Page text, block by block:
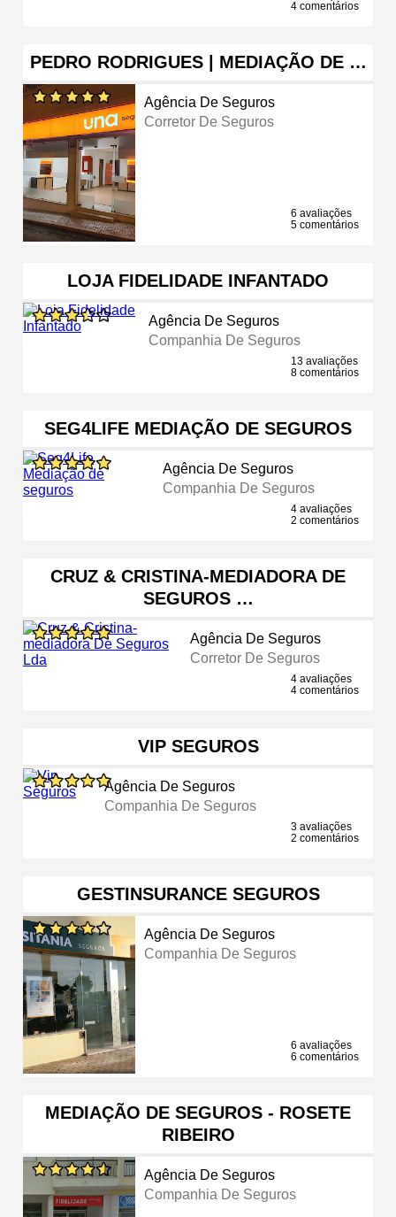
4 comentários
PEDRO RODRIGUES | MEDIAÇÃO DE …
Agência De Seguros
Corretor De Seguros
6 avaliações
5 comentários
LOJA FIDELIDADE INFANTADO
Agência De Seguros
Companhia De Seguros
13 avaliações
8 comentários
SEG4LIFE MEDIAÇÃO DE SEGUROS
Agência De Seguros
Companhia De Seguros
4 avaliações
2 comentários
CRUZ & CRISTINA-MEDIADORA DE
SEGUROS …
Agência De Seguros
Corretor De Seguros
4 avaliações
4 comentários
VIP SEGUROS
Agência De Seguros
Companhia De Seguros
3 avaliações
2 comentários
GESTINSURANCE SEGUROS
Agência De Seguros
Companhia De Seguros
6 avaliações
6 comentários
MEDIAÇÃO DE SEGUROS - ROSETE
RIBEIRO
Agência De Seguros
Companhia De Seguros